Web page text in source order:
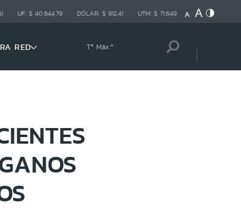
UF: $ 40.844,79 DÓLAR: $ 912,41 UTM: $ 71.649
RED Tª Máx:º